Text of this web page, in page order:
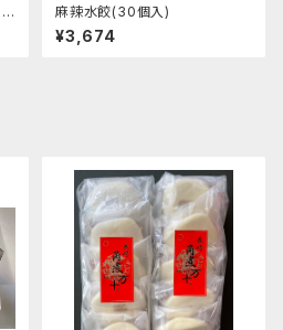
麻辣水餃(30個入)
¥3,674